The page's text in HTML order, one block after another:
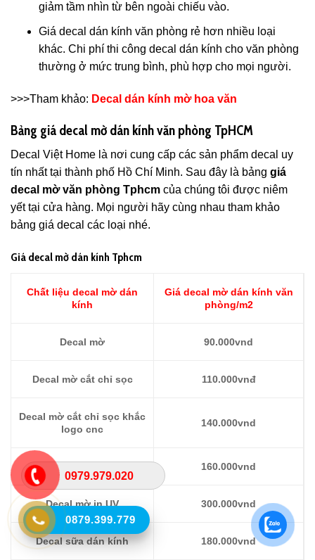
0979.979.020
giảm tầm nhìn từ bên ngoài chiếu vào.
Giá decal dán kính văn phòng rẻ hơn nhiều loại
khác. Chi phí thi công decal dán kính cho văn phòng
thường ở mức trung bình, phù hợp cho mọi người.
>>>Tham khảo: Decal dán kính mờ hoa văn
Bảng giá decal mờ dán kính văn phòng TpHCM
Decal Việt Home là nơi cung cấp các sản phẩm decal uy
tín nhất tại thành phố Hồ Chí Minh. Sau đây là bảng giá
decal mờ văn phòng Tphcm của chúng tôi được niêm
yết tại cửa hàng. Mọi người hãy cùng nhau tham khảo
bảng giá decal các loại nhé.
Giá decal mờ dán kính Tphcm
Chất liệu decal mờ dán
kính
Giá decal mờ dán kính văn
phòng/m2
Decal mờ 90.000vnd
Decal mờ cắt chỉ sọc 110.000vnđ
Decal mờ cắt chỉ sọc khắc
logo cnc
140.000vnd
Decal mờ in logo 160.000vnd
Decal mờ in UV 300.000vnd
Decal sữa dán kính 180.000vnd
0879.399.779